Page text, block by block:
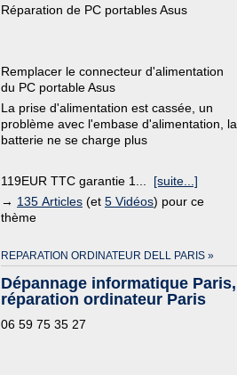
Réparation de PC portables Asus
Remplacer le connecteur d'alimentation
du PC portable Asus
La prise d'alimentation est cassée, un
problème avec l'embase d'alimentation, la
batterie ne se charge plus
119EUR TTC garantie 1... [suite...]
→ 135 Articles (et 5 Vidéos) pour ce
thème
REPARATION ORDINATEUR DELL PARIS »
Dépannage informatique Paris,
réparation ordinateur Paris
06 59 75 35 27